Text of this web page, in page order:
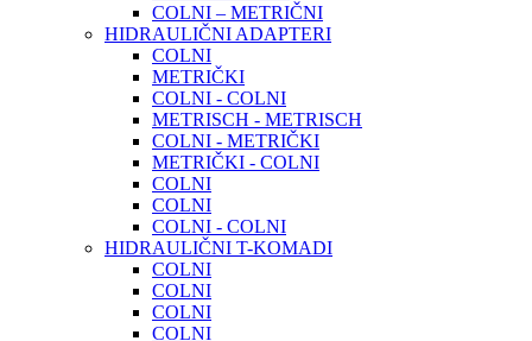
COLNI – METRIČNI
HIDRAULIČNI ADAPTERI
COLNI
METRIČKI
COLNI - COLNI
METRISCH - METRISCH
COLNI - METRIČKI
METRIČKI - COLNI
COLNI
COLNI
COLNI - COLNI
HIDRAULIČNI T-KOMADI
COLNI
COLNI
COLNI
COLNI